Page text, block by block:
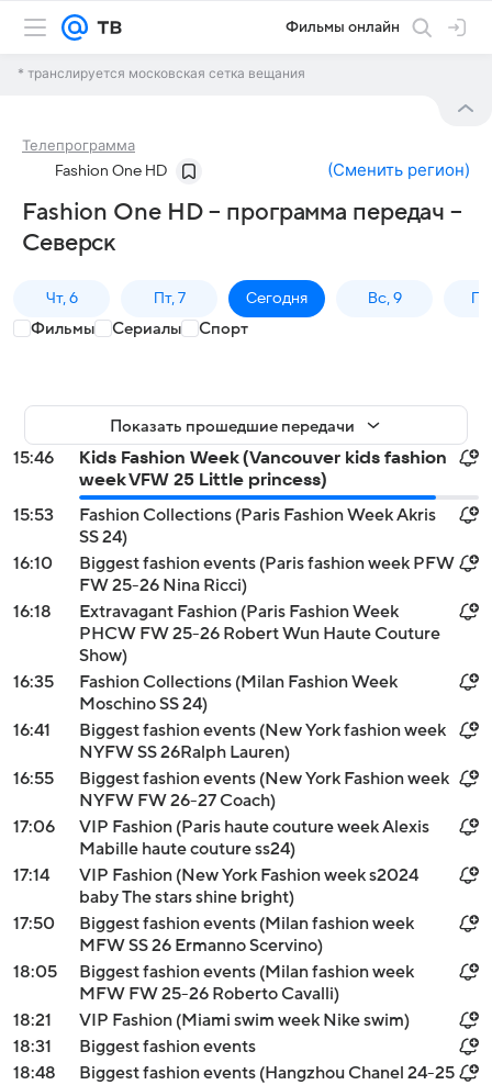
Фильмы онлайн
* транслируется московская сетка вещания
Телепрограмма
Fashion One HD (Сменить регион)
Fashion One HD – программа передач –
Северск
Чт, 6 Пт, 7 Сегодня Вс, 9
Фильмы Сериалы Спорт
Показать прошедшие передачи
15:46
Kids Fashion Week (Vancouver kids fashion
week VFW 25 Little princess)
15:53
Fashion Collections (Paris Fashion Week Akris
SS 24)
16:10
Biggest fashion events (Paris fashion week PFW
FW 25-26 Nina Ricci)
16:18
Extravagant Fashion (Paris Fashion Week
PHCW FW 25-26 Robert Wun Haute Couture
Show)
16:35
Fashion Collections (Milan Fashion Week
Moschino SS 24)
16:41
Biggest fashion events (New York fashion week
NYFW SS 26Ralph Lauren)
16:55
Biggest fashion events (New York Fashion week
NYFW FW 26-27 Coach)
17:06
VIP Fashion (Paris haute couture week Alexis
Mabille haute couture ss24)
17:14
VIP Fashion (New York Fashion week s2024
baby The stars shine bright)
17:50
Biggest fashion events (Milan fashion week
MFW SS 26 Ermanno Scervino)
18:05
Biggest fashion events (Milan fashion week
MFW FW 25-26 Roberto Cavalli)
18:21
VIP Fashion (Miami swim week Nike swim)
18:31
Biggest fashion events
18:48
Biggest fashion events (Hangzhou Chanel 24-25